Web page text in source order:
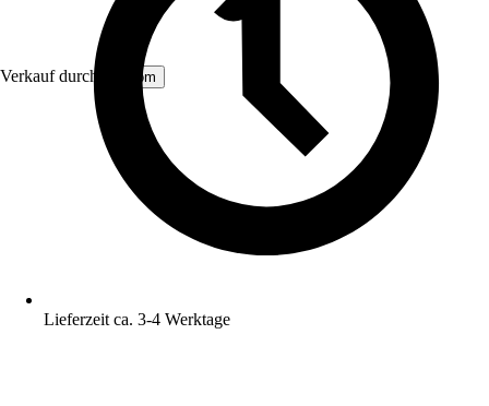
Verkauf durch: Aosom
Lieferzeit ca. 3-4 Werktage